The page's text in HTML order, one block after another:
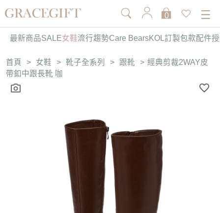
0
最新商品SALE女鞋流行趨勢Care BearsKOL訂製包款配件
首頁 > 女鞋 > 靴子全系列 > 跟靴 > 經典剪裁2WAY皮
帶釦中跟長靴 咖